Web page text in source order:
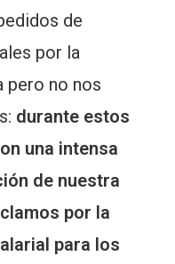
de
por la
pero no nos
durante estos
una intensa
de nuestra
por la
para los